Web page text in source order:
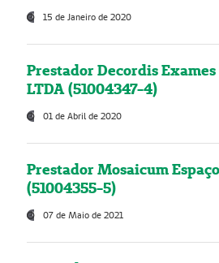
15 de Janeiro de 2020
Prestador Decordis
LTDA (51004347-4)
01 de Abril de 2020
Prestador Mosaicum
(51004355-5)
07 de Maio de 2021